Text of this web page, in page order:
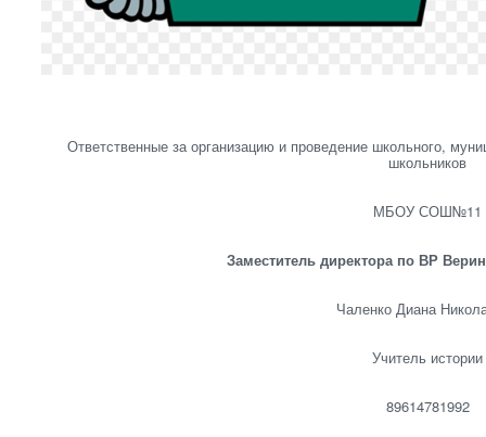
Ответственные за организацию и проведение школьного,
школьников
МБОУ СОШ№11
Заместитель директора по ВР
Чаленко Диана
Учитель истории
89614781992